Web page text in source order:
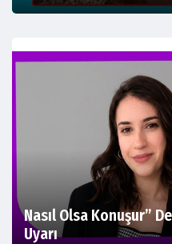
Nasıl Olsa Konuşur”
Uyarı